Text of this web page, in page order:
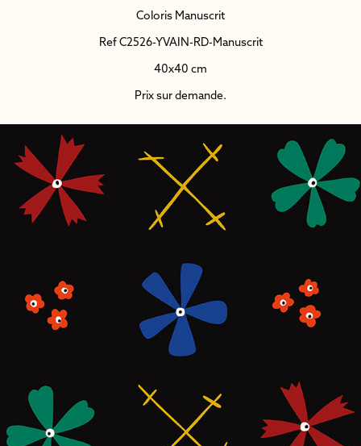
Coloris Manuscrit
Ref C2526-YVAIN-RD-Manuscrit
40x40 cm
Prix sur demande.